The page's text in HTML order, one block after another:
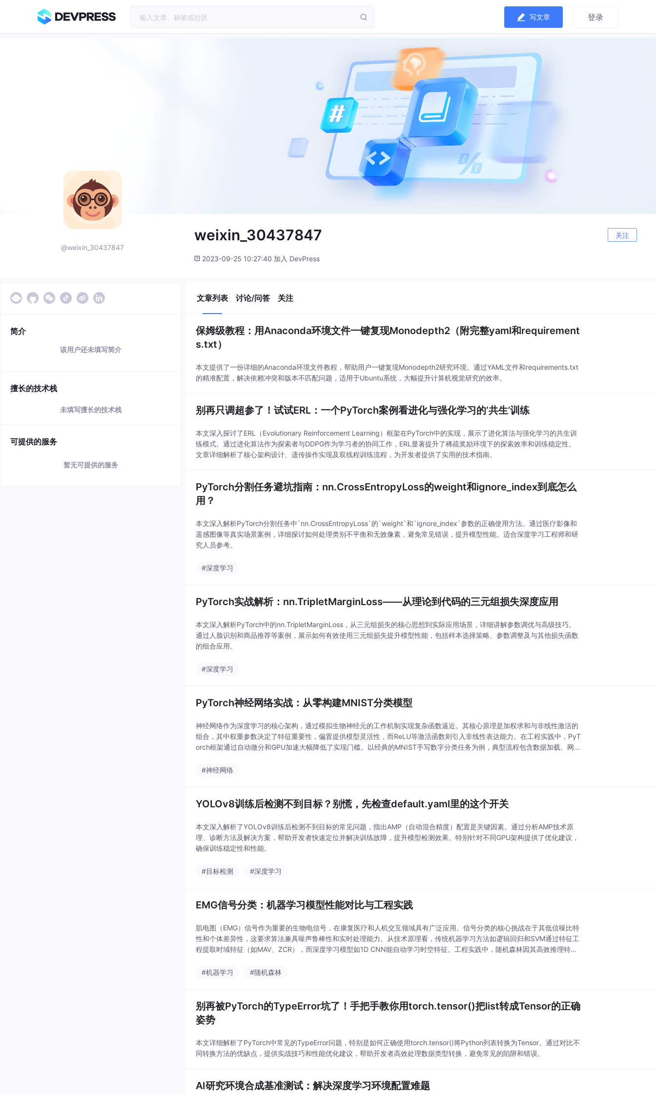
写文章 登录
@weixin_30437847
weixin_30437847 关注
2023-09-25 10:27:40 加入 DevPress
简介
该用户还未填写简介
擅长的技术栈
未填写擅长的技术栈
可提供的服务
暂无可提供的服务
文章列表 讨论/问答 关注
保姆级教程：用Anaconda环境文件一键复现Monodepth2（附完整yaml和requirement
s.txt）
本文提供了一份详细的Anaconda环境文件教程，帮助用户一键复现Monodepth2研究环境。通过YAML文件和requirements.txt
的精准配置，解决依赖冲突和版本不匹配问题，适用于Ubuntu系统，大幅提升计算机视觉研究的效率。
别再只调超参了！试试ERL：一个PyTorch案例看进化与强化学习的‘共生’训练
本文深入探讨了ERL（Evolutionary Reinforcement Learning）框架在PyTorch中的实现，展示了进化算法与强化学习的共生训
练模式。通过进化算法作为探索者与DDPG作为学习者的协同工作，ERL显著提升了稀疏奖励环境下的探索效率和训练稳定性。
文章详细解析了核心架构设计、遗传操作实现及双线程训练流程，为开发者提供了实用的技术指南。
PyTorch分割任务避坑指南：nn.CrossEntropyLoss的weight和ignore_index到底怎么
用？
本文深入解析PyTorch分割任务中`nn.CrossEntropyLoss`的`weight`和`ignore_index`参数的正确使用方法。通过医疗影像和
遥感图像等真实场景案例，详细探讨如何处理类别不平衡和无效像素，避免常见错误，提升模型性能。适合深度学习工程师和研
究人员参考。
#深度学习
PyTorch实战解析：nn.TripletMarginLoss——从理论到代码的三元组损失深度应用
本文深入解析PyTorch中的nn.TripletMarginLoss，从三元组损失的核心思想到实际应用场景，详细讲解参数调优与高级技巧。
通过人脸识别和商品推荐等案例，展示如何有效使用三元组损失提升模型性能，包括样本选择策略、参数调整及与其他损失函数
的组合应用。
#深度学习
PyTorch神经网络实战：从零构建MNIST分类模型
神经网络作为深度学习的核心架构，通过模拟生物神经元的工作机制实现复杂函数逼近。其核心原理是加权求和与非线性激活的
组合，其中权重参数决定了特征重要性，偏置提供模型灵活性，而ReLU等激活函数则引入非线性表达能力。在工程实践中，PyT
orch框架通过自动微分和GPU加速大幅降低了实现门槛。以经典的MNIST手写数字分类任务为例，典型流程包含数据加载、网络
#神经网络
YOLOv8训练后检测不到目标？别慌，先检查default.yaml里的这个开关
本文深入解析了YOLOv8训练后检测不到目标的常见问题，指出AMP（自动混合精度）配置是关键因素。通过分析AMP技术原
理、诊断方法及解决方案，帮助开发者快速定位并解决训练故障，提升模型检测效果。特别针对不同GPU架构提供了优化建议，
确保训练稳定性和性能。
#目标检测 #深度学习
EMG信号分类：机器学习模型性能对比与工程实践
肌电图（EMG）信号作为重要的生物电信号，在康复医疗和人机交互领域具有广泛应用。信号分类的核心挑战在于其低信噪比特
性和个体差异性，这要求算法兼具噪声鲁棒性和实时处理能力。从技术原理看，传统机器学习方法如逻辑回归和SVM通过特征工
程提取时域特征（如MAV、ZCR），而深度学习模型如1D CNN能自动学习时空特征。工程实践中，随机森林因其高效推理特性
#机器学习
#随机森林
别再被PyTorch的TypeError坑了！手把手教你用torch.tensor()把list转成Tensor的正确
姿势
本文详细解析了PyTorch中常见的TypeError问题，特别是如何正确使用torch.tensor()将Python列表转换为Tensor。通过对比不
同转换方法的优缺点，提供实战技巧和性能优化建议，帮助开发者高效处理数据类型转换，避免常见的陷阱和错误。
AI研究环境合成基准测试：解决深度学习环境配置难题